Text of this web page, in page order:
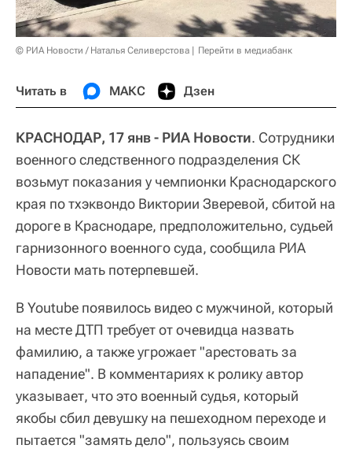
© РИА Новости / Наталья Селиверстова Перейти в медиабанк
Читать в МАКС Дзен
КРАСНОДАР, 17 янв - РИА Новости. Сотрудники
военного следственного подразделения СК
возьмут показания у чемпионки Краснодарского
края по тхэквондо Виктории Зверевой, сбитой на
дороге в Краснодаре, предположительно, судьей
гарнизонного военного суда, сообщила РИА
Новости мать потерпевшей.
В Youtube появилось видео с мужчиной, который
на месте ДТП требует от очевидца назвать
фамилию, а также угрожает "арестовать за
нападение". В комментариях к ролику автор
указывает, что это военный судья, который
якобы сбил девушку на пешеходном переходе и
пытается "замять дело", пользуясь своим